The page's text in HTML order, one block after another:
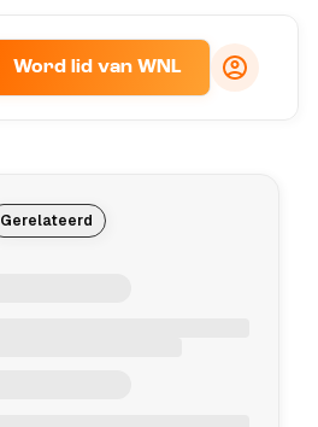
Word lid van WNL
Gerelateerd